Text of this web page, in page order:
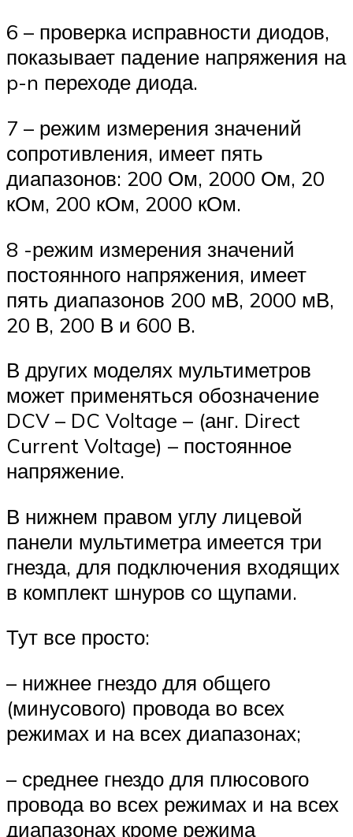
6 – проверка исправности диодов,
показывает падение напряжения на
p-n переходе диода.
7 – режим измерения значений
сопротивления, имеет пять
диапазонов: 200 Ом, 2000 Ом, 20
кОм, 200 кОм, 2000 кОм.
8 -режим измерения значений
постоянного напряжения, имеет
пять диапазонов 200 мВ, 2000 мВ,
20 В, 200 В и 600 В.
В других моделях мультиметров
может применяться обозначение
DCV – DC Voltage – (анг. Direct
Current Voltage) – постоянное
напряжение.
В нижнем правом углу лицевой
панели мультиметра имеется три
гнезда, для подключения входящих
в комплект шнуров со щупами.
Тут все просто:
– нижнее гнездо для общего
(минусового) провода во всех
режимах и на всех диапазонах;
– среднее гнездо для плюсового
провода во всех режимах и на всех
диапазонах кроме режима